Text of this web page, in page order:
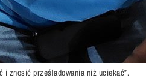
i znosić prześladowania niż uciekać”.